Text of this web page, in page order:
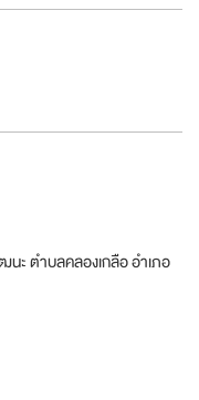
ะ ตำบลคลองเกลือ อำเภอ